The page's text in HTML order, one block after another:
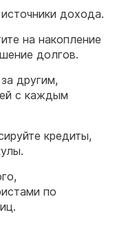
дохода.
на накопление
долгов.
другим,
с каждым
кредиты,
по